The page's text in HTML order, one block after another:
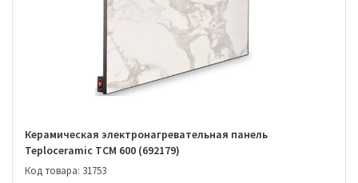
Керамическая электронагревательная панель
Teploceramic TCM 600 (692179)
Код товара: 31753